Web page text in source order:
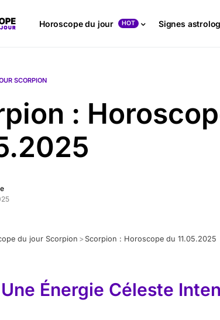
Horoscope du jour HOT Signes
SCORPION
:
du jour Scorpion > Scorpion : Horoscope du 11.05.2025
Une Énergie Céleste